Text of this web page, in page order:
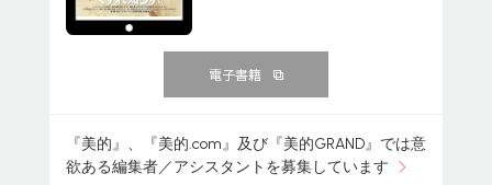
電子書籍
『美的』、『美的.com』及び『美的GRAND』では意
欲ある編集者／アシスタントを募集しています